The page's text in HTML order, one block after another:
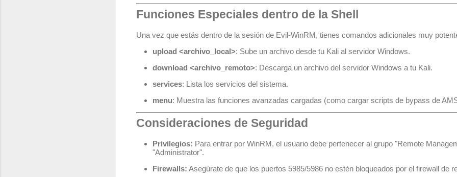
Funciones Especiales dentro de la Shell
Una vez que estás dentro de la sesión de Evil-WinRM, tienes comandos adicionales muy
upload <archivo_local>: Sube un archivo desde tu Kali al servidor Windows.
download <archivo_remoto>: Descarga un archivo del servidor Windows a tu Kali.
services: Lista los servicios del sistema.
menu: Muestra las funciones avanzadas cargadas (como cargar scripts de bypass de
Consideraciones de Seguridad
Privilegios: Para entrar por WinRM, el usuario debe pertenecer al grupo "Remote
"Administrator".
Firewalls: Asegúrate de que los puertos 5985/5986 no estén bloqueados por el firewall de